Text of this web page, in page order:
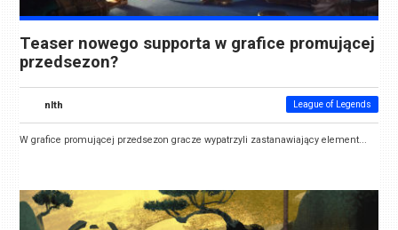
Teaser nowego supporta w grafice promującej
przedsezon?
nlth League of Legends
W grafice promującej przedsezon gracze wypatrzyli zastanawiający element...